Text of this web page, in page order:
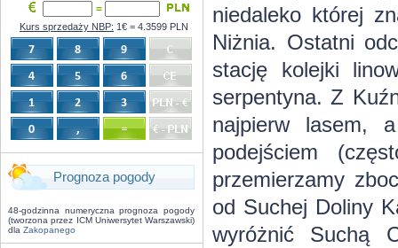
niedaleko której
Niżnia. Ostatni
stację kolejki
serpentyna. Z
najpierw lasem,
podejściem
przemierzamy
od Suchej Doliny
wyróżnić Suchą
=
Kurs sprzedaży NBP: 1€ = 4.3599 PLN
Prognoza pogody
48-godzinna numeryczna prognoza pogody
(tworzona przez ICM Uniwersytet Warszawski)
dla Zakopanego